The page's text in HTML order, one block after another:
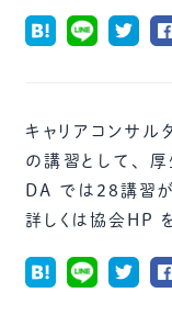
キャリアコンサル
の講習として、
DA では28講習が
詳しくは協会HP